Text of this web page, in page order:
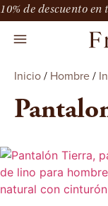
10% de descuento
Inicio/ Hombre/